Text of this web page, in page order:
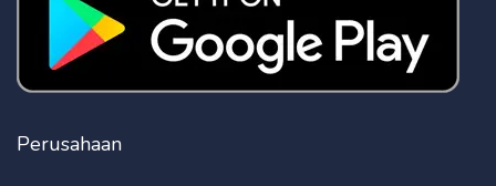
Perusahaan